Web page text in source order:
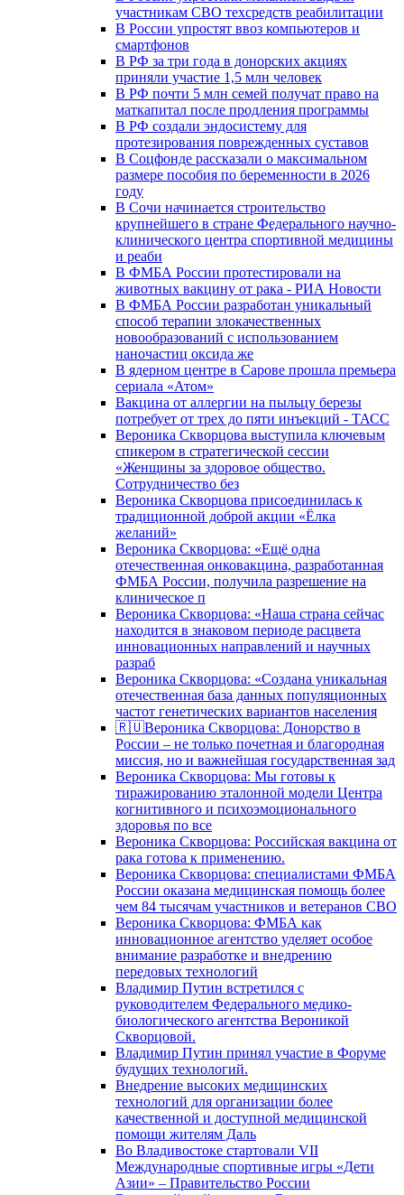
участникам СВО техсредств реабилитации
В России упростят ввоз компьютеров и
смартфонов
В РФ за три года в донорских акциях
приняли участие 1,5 млн человек
В РФ почти 5 млн семей получат право на
маткапитал после продления программы
В РФ создали эндосистему для
протезирования поврежденных суставов
В Соцфонде рассказали о максимальном
размере пособия по беременности в 2026
году
В Сочи начинается строительство
крупнейшего в стране Федерального научно-
клинического центра спортивной медицины
и реаби
В ФМБА России протестировали на
животных вакцину от рака - РИА Новости
В ФМБА России разработан уникальный
способ терапии злокачественных
новообразований с использованием
наночастиц оксида же
В ядерном центре в Сарове прошла премьера
сериала «Атом»
Вакцина от аллергии на пыльцу березы
потребует от трех до пяти инъекций - ТАСС
Вероника Скворцова выступила ключевым
спикером в стратегической сессии
«Женщины за здоровое общество.
Сотрудничество без
Вероника Скворцова присоединилась к
традиционной доброй акции «Ёлка
желаний»
Вероника Скворцова: «Ещё одна
отечественная онковакцина, разработанная
ФМБА России, получила разрешение на
клиническое п
Вероника Скворцова: «Наша страна сейчас
находится в знаковом периоде расцвета
инновационных направлений и научных
разраб
Вероника Скворцова: «Создана уникальная
отечественная база данных популяционных
частот генетических вариантов населения
🇷🇺Вероника Скворцова: Донорство в
России – не только почетная и благородная
миссия, но и важнейшая государственная зад
Вероника Скворцова: Мы готовы к
тиражированию эталонной модели Центра
когнитивного и психоэмоционального
здоровья по все
Вероника Скворцова: Российская вакцина от
рака готова к применению.
Вероника Скворцова: специалистами ФМБА
России оказана медицинская помощь более
чем 84 тысячам участников и ветеранов СВО
Вероника Скворцова: ФМБА как
инновационное агентство уделяет особое
внимание разработке и внедрению
передовых технологий
Владимир Путин встретился с
руководителем Федерального медико-
биологического агентства Вероникой
Скворцовой.
Владимир Путин принял участие в Форуме
будущих технологий.
Внедрение высоких медицинских
технологий для организации более
качественной и доступной медицинской
помощи жителям Даль
Во Владивостоке стартовали VII
Международные спортивные игры «Дети
Азии» – Правительство России